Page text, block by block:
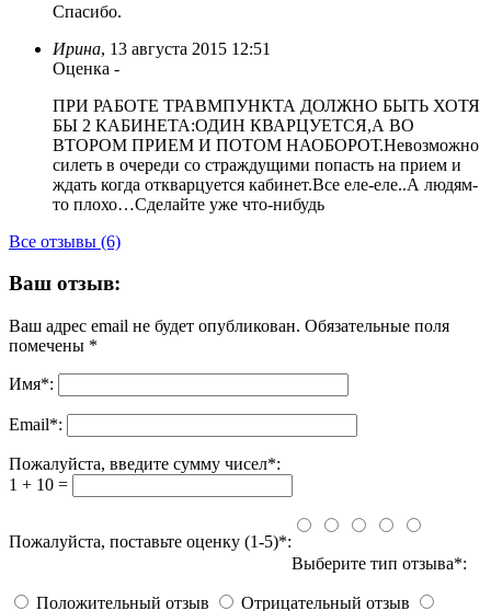
Спасибо.
Ирина, 13 августа 2015 12:51
Оценка -
ПРИ РАБОТЕ ТРАВМПУНКТА ДОЛЖНО БЫТЬ ХОТЯ
БЫ 2 КАБИНЕТА:ОДИН КВАРЦУЕТСЯ,А ВО
ВТОРОМ ПРИЕМ И ПОТОМ НАОБОРОТ.Невозможно
силеть в очереди со страждущими попасть на прием и
ждать когда откварцуется кабинет.Все еле-еле..А людям-
то плохо…Сделайте уже что-нибудь
Все отзывы (6)
Ваш отзыв:
Ваш адрес email не будет опубликован. Обязательные поля
помечены *
Имя*:
Email*:
Пожалуйста, введите сумму чисел*:
1 + 10 =
Пожалуйста, поставьте оценку (1-5)*:
Выберите тип отзыва*:
Положительный отзыв
Отрицательный отзыв